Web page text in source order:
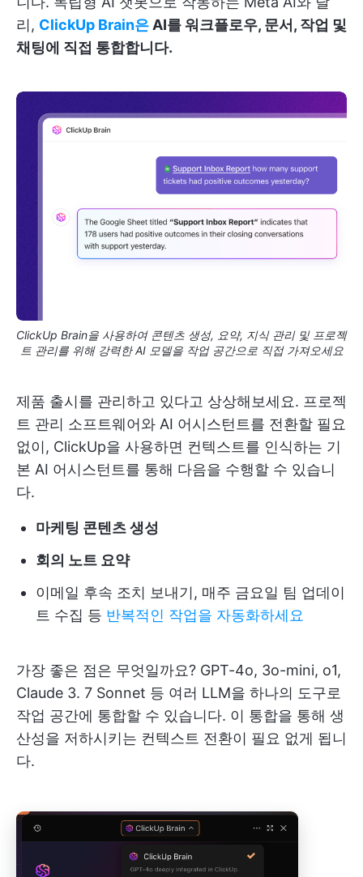
리, ClickUp Brain은 AI를 워크플로우, 문서, 작업 및
채팅에 직접 통합합니다.
ClickUp Brain을 사용하여 콘텐츠 생성, 요약, 지식 관리 및 프로젝
트 관리를 위해 강력한 AI 모델을 작업 공간으로 직접 가져오세요
제품 출시를 관리하고 있다고 상상해보세요. 프로젝
트 관리 소프트웨어와 AI 어시스턴트를 전환할 필요
없이, ClickUp을 사용하면 컨텍스트를 인식하는 기
본 AI 어시스턴트를 통해 다음을 수행할 수 있습니
다.
마케팅 콘텐츠 생성
회의 노트 요약
이메일 후속 조치 보내기, 매주 금요일 팀 업데이
트 수집 등 반복적인 작업을 자동화하세요
가장 좋은 점은 무엇일까요? GPT-4o, 3o-mini, o1,
Claude 3. 7 Sonnet 등 여러 LLM을 하나의 도구로
작업 공간에 통합할 수 있습니다. 이 통합을 통해 생
산성을 저하시키는 컨텍스트 전환이 필요 없게 됩니
다.